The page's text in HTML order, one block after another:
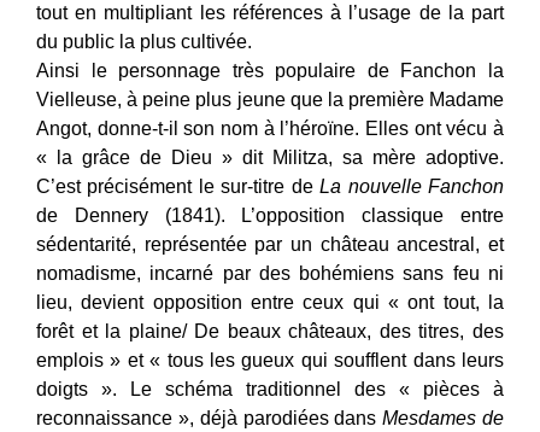
tout en multipliant les références à l’usage de la part
du public la plus cultivée.
Ainsi le personnage très populaire de Fanchon la
Vielleuse, à peine plus jeune que la première Madame
Angot, donne-t-il son nom à l’héroïne. Elles ont vécu à
« la grâce de Dieu » dit Militza, sa mère adoptive.
C’est précisément le sur-titre deLa nouvelle Fanchon
de Dennery (1841). L’opposition classique entre
sédentarité, représentée par un château ancestral, et
nomadisme, incarné par des bohémiens sans feu ni
lieu, devient opposition entre ceux qui « ont tout, la
forêt et la plaine/ De beaux châteaux, des titres, des
emplois » et « tous les gueux qui soufflent dans leurs
doigts ». Le schéma traditionnel des « pièces à
reconnaissance », déjà parodiées dansMesdames de